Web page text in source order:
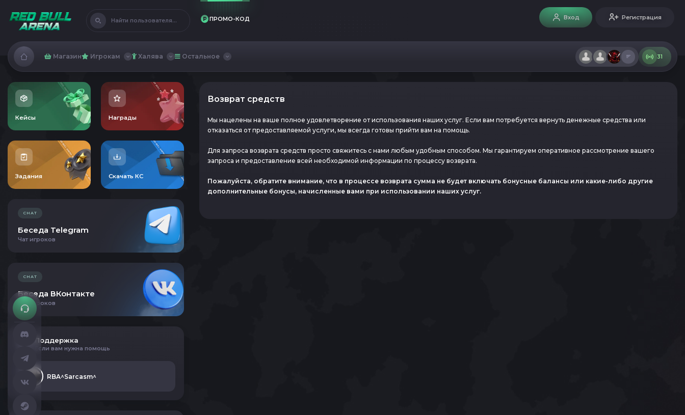
Найти пользователя... ПРОМО-КОД Вход Регистрация
Магазин Игрокам Халява Остальное 31
Возврат средств
Мы нацелены на ваше полное удовлетворение от использования наших услуг. Если вам потребуется вернуть денежные средства или
отказаться от предоставляемой услуги, мы всегда готовы прийти вам на помощь.
Для запроса возврата средств просто свяжитесь с нами любым удобным способом. Мы гарантируем оперативное рассмотрение вашего
запроса и предоставление всей необходимой информации по процессу возврата.
Пожалуйста, обратите внимание, что в процессе возврата сумма не будет включать бонусные балансы или какие-либо другие
дополнительные бонусы, начисленные вами при использовании наших услуг.
Кейсы Награды
Задания Скачать КС
CHAT
Беседа Telegram
Чат игроков
CHAT
Беседа ВКонтакте
Чат игроков
Поддержка
Если вам нужна помощь
RBA^Sarcasm^